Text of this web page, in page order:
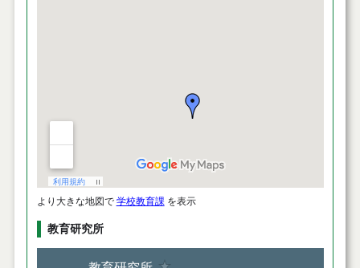
より大きな地図で 学校教育課を表示
教育研究所